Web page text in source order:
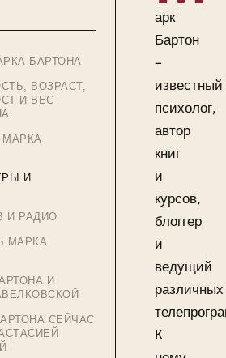
БАРТОНА
ВОЗРАСТ,
И ВЕС
МАРКА
И
И РАДИО
МАРКА
И
СЕЙЧАС
арк
Бартон
–
известный
психолог,
автор
книг
и
курсов,
блоггер
и
ведущий
различных
К